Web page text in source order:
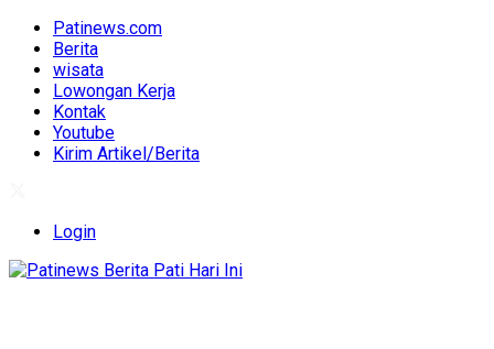
Patinews.com
Berita
wisata
Lowongan Kerja
Kontak
Youtube
Kirim Artikel/Berita
Login